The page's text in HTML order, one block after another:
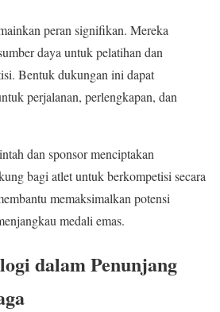
peran signifikan. Mereka
daya untuk pelatihan dan
Bentuk dukungan ini dapat
perjalanan, perlengkapan, dan
dan sponsor menciptakan
bagi atlet untuk berkompetisi secara
memaksimalkan potensi
medali emas.
dalam Penunjang